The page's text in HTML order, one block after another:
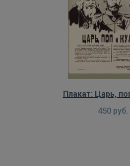
Плакат: Царь,
450 руб.